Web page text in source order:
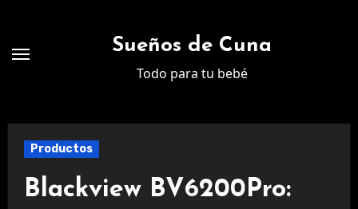
contenido
Sueños de Cuna
Todo para tu bebé
Productos
Blackview BV6200Pro: